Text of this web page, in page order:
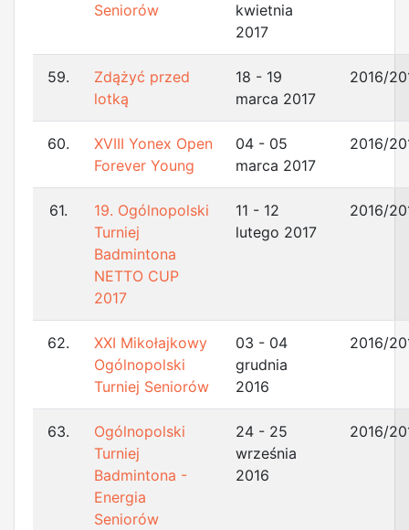
Seniorów
kwietnia
2017
59.
Zdążyć przed
lotką
18 - 19
marca 2017
2016/
60.
XVIII Yonex Open
Forever Young
04 - 05
marca 2017
2016/
61.
19. Ogólnopolski
Turniej
Badmintona
NETTO CUP
2017
11 - 12
lutego 2017
2016/
62.
XXI Mikołajkowy
Ogólnopolski
Turniej Seniorów
03 - 04
grudnia
2016
2016/
63.
Ogólnopolski
Turniej
Badmintona -
Energia
Seniorów
24 - 25
września
2016
2016/